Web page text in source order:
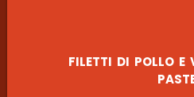
FILETTI DI POLLO E